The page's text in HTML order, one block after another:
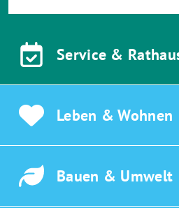
Service &
Leben & Wohnen
Bauen & Umwelt